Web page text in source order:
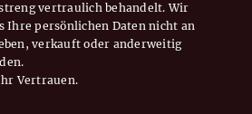
vertraulich behandelt. Wir
Ihre persönlichen Daten nicht an
verkauft oder anderweitig
Vertrauen.